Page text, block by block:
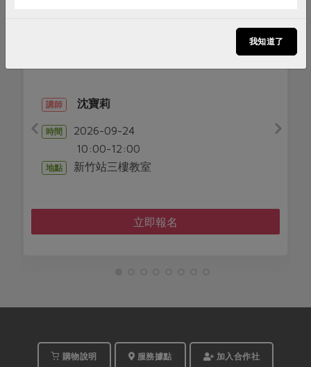
居家也能練肌力!!
購物說明 服務據點 加入合作社
我知道了